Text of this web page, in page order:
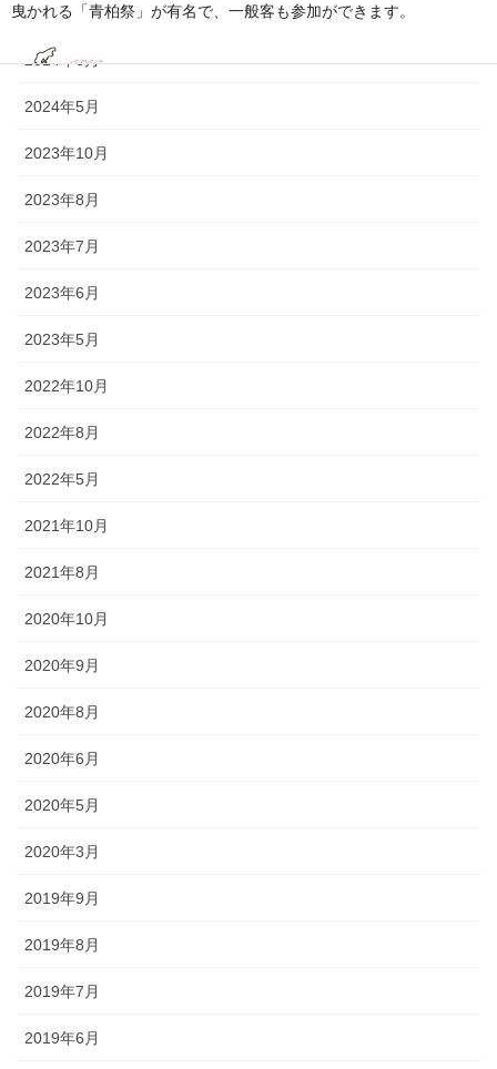
2024年9月
2024年6月
2024年5月
2023年10月
2023年8月
2023年7月
2023年6月
2023年5月
2022年10月
2022年8月
2022年5月
2021年10月
2021年8月
2020年10月
2020年9月
2020年8月
2020年6月
2020年5月
2020年3月
2019年9月
2019年8月
2019年7月
2019年6月
曳かれる「青柏祭」が有名で、一般客も参加ができます。
｢氷室開き｣、｢加賀万祭｣
◆金沢最大のお祭りといえば「金沢百万石まつり」。加賀藩主・前
せて、企業や団体の工夫を凝らした踊り流しも見どころ。